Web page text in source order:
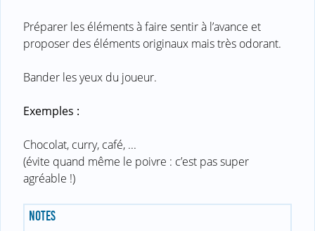
Préparer les éléments à faire sentir à l’avance et
proposer des éléments originaux mais très odorant.
Bander les yeux du joueur.
Exemples :
Chocolat, curry, café, ...
(évite quand même le poivre : c’est pas super
agréable !)
NOTES